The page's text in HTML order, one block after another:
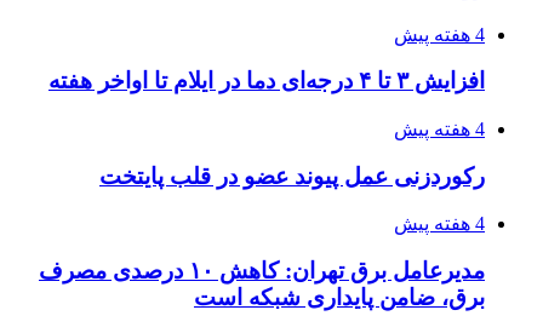
4 هفته پیش
افزایش ۳ تا ۴ درجه‌ای دما در ایلام تا اواخر هفته
4 هفته پیش
رکوردزنی عمل پیوند عضو در قلب پایتخت
4 هفته پیش
مدیرعامل برق تهران: کاهش ۱۰ درصدی مصرف
برق، ضامن پایداری شبکه است